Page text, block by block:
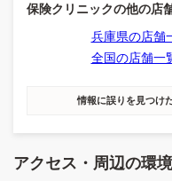
保険クリニックの他の店
兵庫県の店舗
全国の店舗一
情報に誤りを見つけ
アクセス・周辺の環境